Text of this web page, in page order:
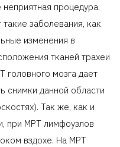
процедура.
заболевания, как
изменения в
тканей трахеи
головного мозга дает
снимки данной области
Так же, как и
при МРТ лимфоузлов
вздохе. На МРТ